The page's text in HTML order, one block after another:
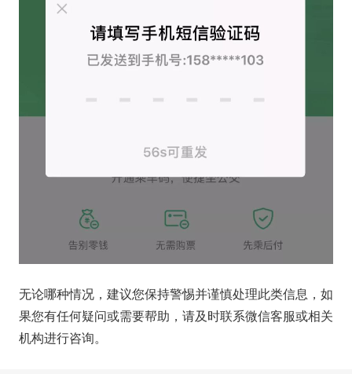
无论哪种情况，建议您保持警惕并谨慎处理此类信息，如
果您有任何疑问或需要帮助，请及时联系微信客服或相关
机构进行咨询。